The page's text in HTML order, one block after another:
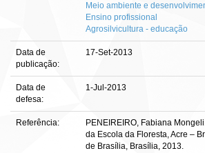
Meio ambiente e
Ensino profissional
Agrosilvicultura - educação
Data de
publicação:
17-Set-2013
Data de
defesa:
1-Jul-2013
Referência:
PENEIREIRO, Fabiana
da Escola da Floresta, Acre –
de Brasília, Brasília, 2013.